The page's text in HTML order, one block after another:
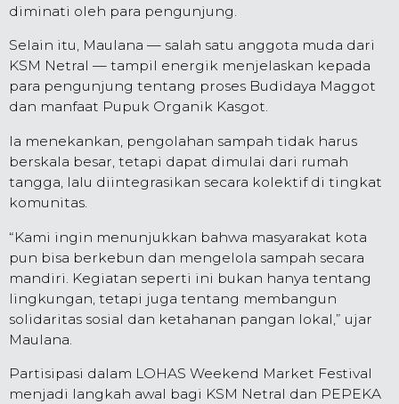
diminati oleh para pengunjung.
Selain itu, Maulana — salah satu anggota muda dari
KSM Netral — tampil energik menjelaskan kepada
para pengunjung tentang proses Budidaya Maggot
dan manfaat Pupuk Organik Kasgot.
Ia menekankan, pengolahan sampah tidak harus
berskala besar, tetapi dapat dimulai dari rumah
tangga, lalu diintegrasikan secara kolektif di tingkat
komunitas.
“Kami ingin menunjukkan bahwa masyarakat kota
pun bisa berkebun dan mengelola sampah secara
mandiri. Kegiatan seperti ini bukan hanya tentang
lingkungan, tetapi juga tentang membangun
solidaritas sosial dan ketahanan pangan lokal,” ujar
Maulana.
Partisipasi dalam LOHAS Weekend Market Festival
menjadi langkah awal bagi KSM Netral dan PEPEKA